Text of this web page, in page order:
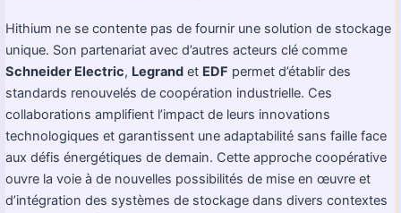
Hithium ne se contente pas de fournir une solution de stockage
unique. Son partenariat avec d’autres acteurs clé comme
Schneider Electric, Legrand et EDF permet d’établir des
standards renouvelés de coopération industrielle. Ces
collaborations amplifient l’impact de leurs innovations
technologiques et garantissent une adaptabilité sans faille face
aux défis énergétiques de demain. Cette approche coopérative
ouvre la voie à de nouvelles possibilités de mise en œuvre et
d’intégration des systèmes de stockage dans divers contextes